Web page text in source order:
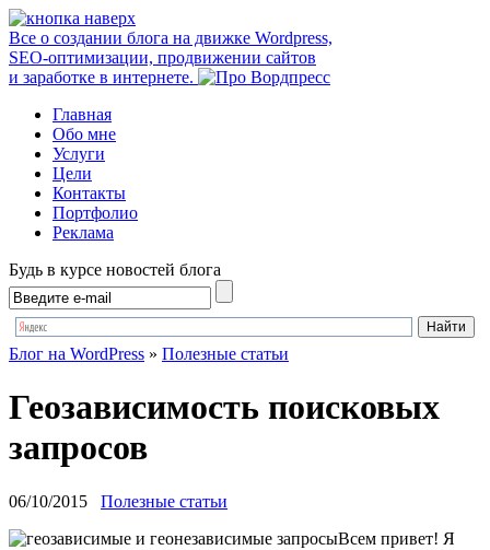
Все о создании блога на движке Wordpress,
SEO-оптимизации, продвижении сайтов
и заработке в интернете.
Главная
Обо мне
Услуги
Цели
Контакты
Портфолио
Реклама
Будь в курсе новостей блога
Блог на WordPress » Полезные статьи
Геозависимость поисковых
запросов
06/10/2015
Полезные статьи
Всем привет! Я